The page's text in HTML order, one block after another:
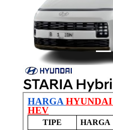
Previous